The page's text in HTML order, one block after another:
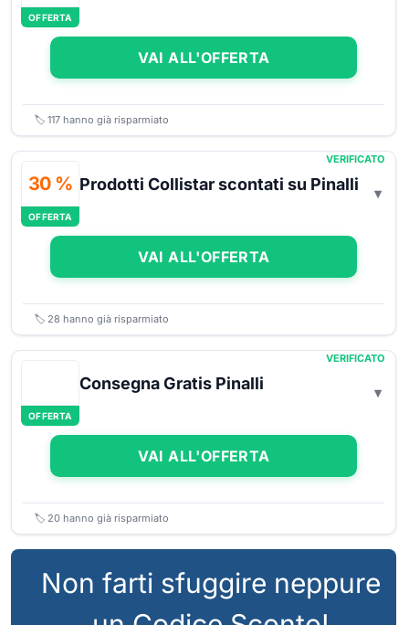
OFFERTA
VAI ALL'OFFERTA
🏷️ 117 hanno già risparmiato
30 %
OFFERTA
VERIFICATO
Prodotti Collistar scontati su Pinalli
VAI ALL'OFFERTA
🏷️ 28 hanno già risparmiato
OFFERTA
VERIFICATO
Consegna Gratis Pinalli
VAI ALL'OFFERTA
🏷️ 20 hanno già risparmiato
Non farti sfuggire neppure